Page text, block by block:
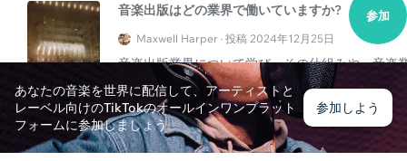
音楽出版はどの業界で働いていますか?
Maxwell Harper · 投稿 2024年12月25日
音楽出版業界について学び、その仕組みや、音
て学びましょう。
音楽出版の仕事を探索する準備はできていますか?
Sophia Bennett · 投稿 2024年12月25日
あなたの音楽を世界に配信して、アーティストと
レーベル向けのTikTokのオールインワンプラット
フォームに参加しましょう
参加しよう
参加